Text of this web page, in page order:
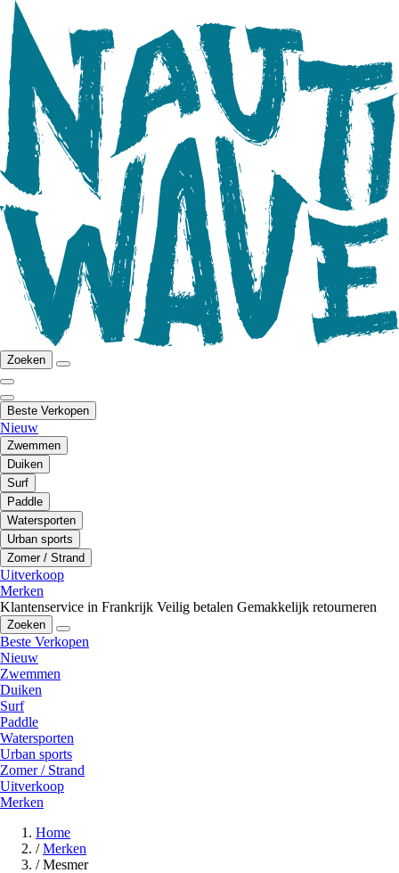
Zoeken
Beste Verkopen
Nieuw
Zwemmen
Duiken
Surf
Paddle
Watersporten
Urban sports
Zomer / Strand
Uitverkoop
Merken
Klantenservice in Frankrijk Veilig betalen Gemakkelijk retourneren
Zoeken
Beste Verkopen
Nieuw
Zwemmen
Duiken
Surf
Paddle
Watersporten
Urban sports
Zomer / Strand
Uitverkoop
Merken
Home
/ Merken
/ Mesmer